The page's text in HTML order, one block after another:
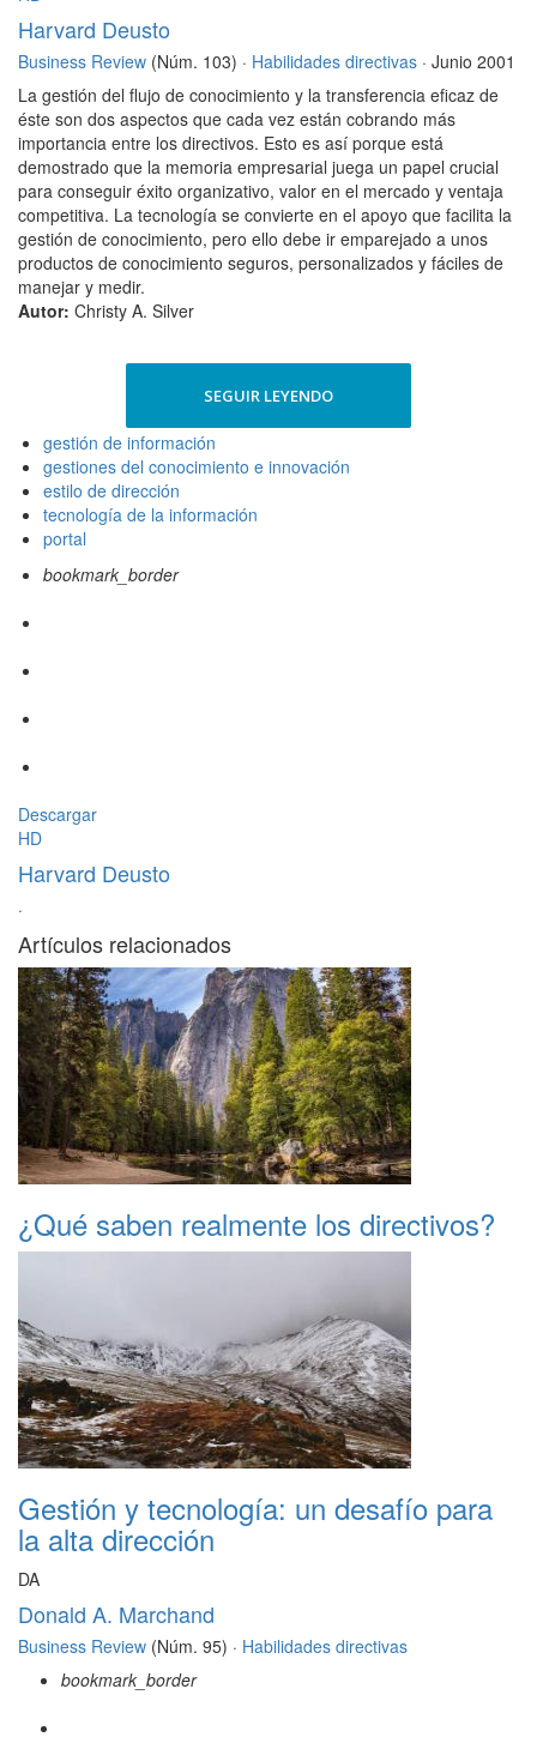
Harvard Deusto
Business Review (Núm. 103) · Habilidades directivas · Junio 2001
La gestión del flujo de conocimiento y la transferencia eficaz de
éste son dos aspectos que cada vez están cobrando más
importancia entre los directivos. Esto es así porque está
demostrado que la memoria empresarial juega un papel crucial
para conseguir éxito organizativo, valor en el mercado y ventaja
competitiva. La tecnología se convierte en el apoyo que facilita la
gestión de conocimiento, pero ello debe ir emparejado a unos
productos de conocimiento seguros, personalizados y fáciles de
manejar y medir.
Autor: Christy A. Silver
SEGUIR LEYENDO
gestión de información
gestiones del conocimiento e innovación
estilo de dirección
tecnología de la información
portal
bookmark_border
Descargar
HD
Harvard Deusto
·
Artículos relacionados
¿Qué saben realmente los directivos?
Gestión y tecnología: un desafío para
la alta dirección
DA
Donald A. Marchand
Business Review (Núm. 95) · Habilidades directivas
bookmark_border